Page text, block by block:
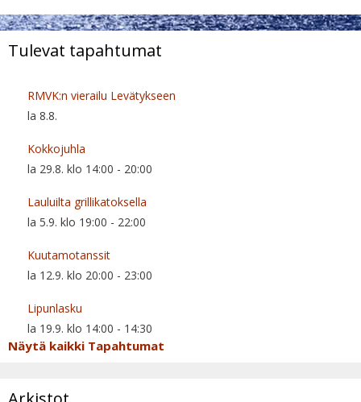
Tulevat tapahtumat
RMVK:n vierailu Levätykseen
la 8.8.
Kokkojuhla
la 29.8. klo 14:00 - 20:00
Lauluilta grillikatoksella
la 5.9. klo 19:00 - 22:00
Kuutamotanssit
la 12.9. klo 20:00 - 23:00
Lipunlasku
la 19.9. klo 14:00 - 14:30
Näytä kaikki Tapahtumat